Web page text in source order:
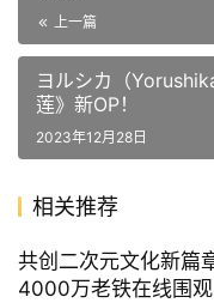
上一篇
ヨルシカ（
莲》新OP！
2023年12月28日
相关推荐
共创二次元文化新篇
4000万老铁在线围观